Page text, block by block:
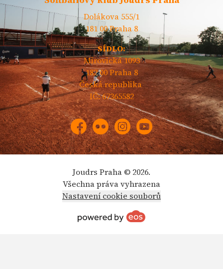
Dolákova 555/1
181 00 Praha 8
SÍDLO:
Mirovická 1093
182 00 Praha 8
Česká republika
IČ: 67365582
Facebook
FlickrInstagramYouTube
Joudrs Praha © 2026.
Všechna práva vyhrazena
Nastavení cookie souborů